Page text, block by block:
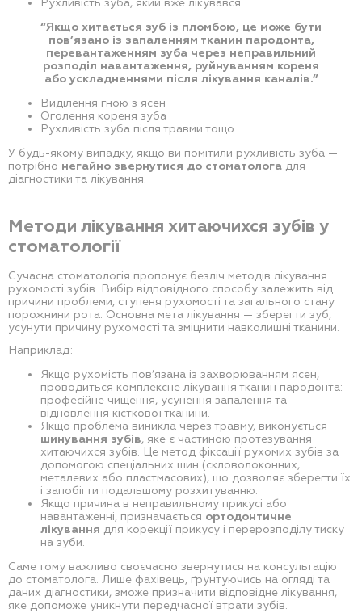
“Якщо хитається зуб із пломбою, це може бути
пов’язано із запаленням тканин пародонта,
перевантаженням зуба через неправильний
розподіл навантаження, руйнуванням кореня
або ускладненнями після лікування каналів.”
Виділення гною з ясен
Оголення кореня зуба
Рухливість зуба після травми тощо
У будь-якому випадку, якщо ви помітили рухливість зуба —
потрібно негайно звернутися до стоматолога для
діагностики та лікування.
Методи лікування хитаючихся зубів у
стоматології
Сучасна стоматологія пропонує безліч методів лікування
рухомості зубів. Вибір відповідного способу залежить від
причини проблеми, ступеня рухомості та загального стану
порожнини рота. Основна мета лікування — зберегти зуб,
усунути причину рухомості та зміцнити навколишні тканини.
Наприклад:
Якщо рухомість пов’язана із захворюванням ясен,
проводиться комплексне лікування тканин пародонта:
професійне чищення, усунення запалення та
відновлення кісткової тканини.
Якщо проблема виникла через травму, виконується
шинування зубів, яке є частиною протезування
хитаючихся зубів. Це метод фіксації рухомих зубів за
допомогою спеціальних шин (скловолоконних,
металевих або пластмасових), що дозволяє зберегти їх
і запобігти подальшому розхитуванню.
Якщо причина в неправильному прикусі або
навантаженні, призначається ортодонтичне
лікування для корекції прикусу і перерозподілу тиску
на зуби.
Саме тому важливо своєчасно звернутися на консультацію
до стоматолога. Лише фахівець, ґрунтуючись на огляді та
даних діагностики, зможе призначити відповідне лікування,
яке допоможе уникнути передчасної втрати зубів.